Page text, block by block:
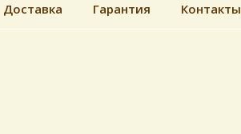
Доставка Гарантия Контакты